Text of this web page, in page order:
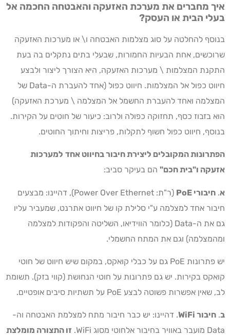
איך מחברים את מערכת האזעקה והאבטחה החכמה אל
בעלי הבית או העסק?
בנוסף להחלטה על סוג מצלמות האבטחה ו\ או מערכות האזעקה
שרוכשים, אחת הבעיות החמורות, שבעלי בתים נתקלים בה בעת
התקנת המצלמות \ מערכות האזעקה, היא הצורך ליצור ולבצע
חיווט כפול אל המצלמות. חיווט כפול (אחד להעברת ה-Data של
המצלמה ואחד להעברת החשמל אל המצלמה \ מערכת האזעקה)
הוא בזבוז כסף, תחזוקה כפולה ולרוב: כיעור של חוטים על הקירות.
בנוסף, חיווט כפול חשוף לתקלות, פריצות וחיתוך החוטים.
הפתרונות המקובלים ליצירת חיבור בחיווט אחד למערכות
אזעקה ו"בית חכם" הם בעיקר סביב:
א. חיבורי PoE
(ר"ת: Power Over Ethernet), דהיינו: מבצעים
חיבור אחד למצלמה ע"י סלילת קו של חיווט אתרנט, שמעביר עליו
גם את ה-Data (כלומר הווידיאו, השליטה והפקודות למצלמה
ומהמצלמה) וגם את המתח החשמלי.
יש פתרונות PoE גם על כבלי קואקס, במקום שיש חיווט של חוטי
קואקס בקירות. יש גם פתרונות על חוטי הנחושת (קווי בזק). תשומת
לב, שאין אפשרות פשוטה לבצע PoE על תשתיות סיבים אופטיים.
ב. חיבור WiFi. דהיינו: יש כבר חיבור מתח למצלמת האבטחה וה-
Data מועבר באוויר בחיבור אלחוטי מסוג WiFi.
זו התצורה מומלצת